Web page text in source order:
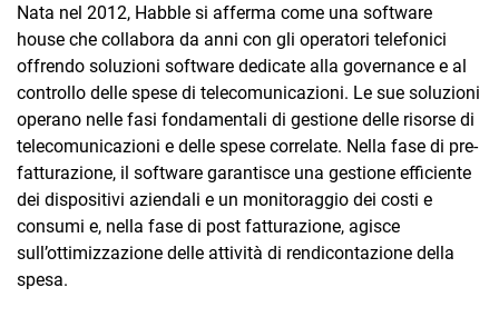
CRM
Ecommerce
Email Marketing
Fatturazione
Financial Solutions
HR
Nata nel 2012, Habble si afferma come una software
house che collabora da anni con gli operatori telefonici
offrendo soluzioni software dedicate alla governance e al
controllo delle spese di telecomunicazioni. Le sue soluzioni
operano nelle fasi fondamentali di gestione delle risorse di
telecomunicazioni e delle spese correlate. Nella fase di pre-
fatturazione, il software garantisce una gestione efficiente
dei dispositivi aziendali e un monitoraggio dei costi e
consumi e, nella fase di post fatturazione, agisce
sull’ottimizzazione delle attività di rendicontazione della
spesa.